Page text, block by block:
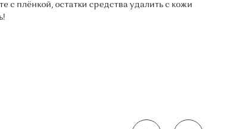
с плёнкой, остатки средства удалить с кожи